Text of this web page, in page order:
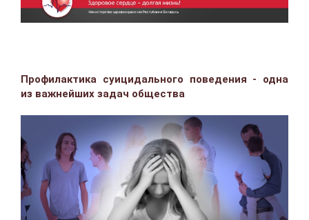
Профилактика суицидального поведения - одна
из важнейших задач общества